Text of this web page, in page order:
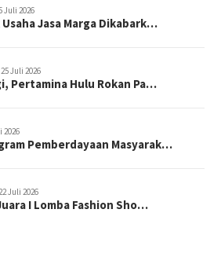
Juli 2026
Jasa Marga Dikabark…
Juli 2026
Pertamina Hulu Rokan Pa…
2026
Pemberdayaan Masyarak…
Juli 2026
I Lomba Fashion Sho…